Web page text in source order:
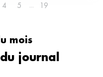
4 5 19
mois
du journal